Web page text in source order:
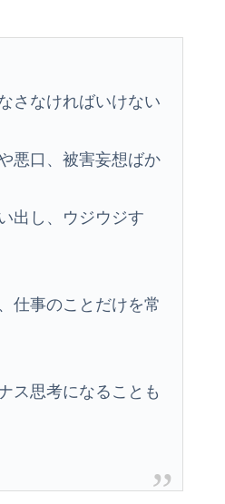
さなければいけない
悪口、被害妄想ばか
出し、ウジウジす
仕事のことだけを常
ス思考になることも